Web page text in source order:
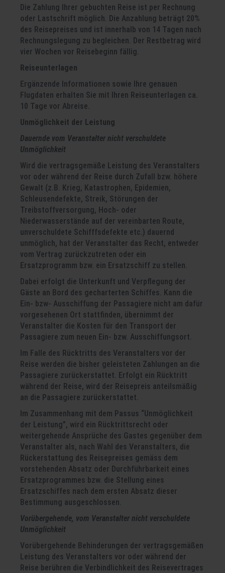
Die Zahlung Ihrer gebuchten Reise ist per Rechnung
oder Lastschrift möglich. Die Anzahlung beträgt 20%
des Reisepreises und ist innerhalb von 14 Tagen nach
Rechnungslegung zu begleichen. Der Restbetrag wird
vier Wochen vor Reisebeginn fällig.
Reiseunterlagen
Ergänzende Informationen sowie Ihre genauen
Flugdaten erhalten Sie mit Ihren Reiseunterlagen ca.
10 Tage vor Abreise.
Unmöglichkeit der Leistung
Dauernde vom Veranstalter nicht verschuldete
Unmöglichkeit
Wird die vertragsgemäße Leistung des Veranstalters
vor oder während der Reise durch Zufall bzw. höhere
Gewalt (z.B. Krieg, Katastrophen, Epidemien,
Schleusendefekte, Streik, Störungen der
Treibstoffversorgung, Hoch- oder
Niederwasserstände auf der vereinbarten Route,
unverschuldete Schifffsdefekte etc.) dauernd
unmöglich, hat der Veranstalter das Recht, entweder
vom Vertrag zurückzutreten oder ein
Ersatzprogramm bzw. ein Ersatzschiff zu stellen.
Dabei erfolgt die Unterkunft und Verpflegung der
Gäste an Bord des gecharterten Schiffes. Kann die
Ein- bzw- Ausschiffung der Passagiere nicht am dafür
vorgesehenen Ort stattfinden, übernimmt der
Veranstalter die Kosten für den Transport der
Passagiere zum neuen Ein- bzw. Ausschiffungsort.
Im Falle des Rücktritts des Veranstalters vor der
Reise werden die bisher geleisteten Zahlungen an die
Passagiere zurückerstattet. Erfolgt ein Rücktritt
während der Reise, wird der Reisepreis anteilsmäßig
an die Passagiere zurückerstattet.
Im Zusammenhang mit dem Passus “Unmöglichkeit
der Leistung”, wird ein Rücktrittsrecht oder
weitergehende Ansprüche des Gastes gegenüber dem
Veranstalter als, nach Wahl des Veranstalters, die
Rückerstattung des Reisepreises gemäss dem
vorstehenden Absatz oder Durchführbarkeit eines
Ersatzprogrammes bzw. die Stellung eines
Ersatzschiffes nach dem ersten Absatz dieser
Bestimmung ausgeschlossen.
Vorübergehende, vom Veranstalter nicht verschuldete
Unmöglichkeit
Vorübergehende Behinderungen der vertragsgemäßen
Leistung des Veranstalters vor oder während der
Reise berühren die Verbindlichkeit des Reisevertrages